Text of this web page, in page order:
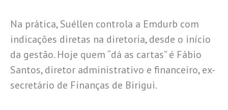
Na prática, Suéllen controla a Emdurb com
indicações diretas na diretoria, desde o início
da gestão. Hoje quem “dá as cartas” é Fábio
Santos, diretor administrativo e financeiro, ex-
secretário de Finanças de Birigui.